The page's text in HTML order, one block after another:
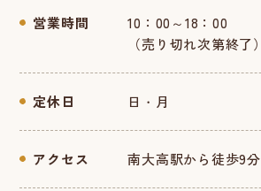
営業時間
10：00～18：00
（売り切れ次第終了）
定休日 日・月
アクセス 南大高駅から徒歩9分